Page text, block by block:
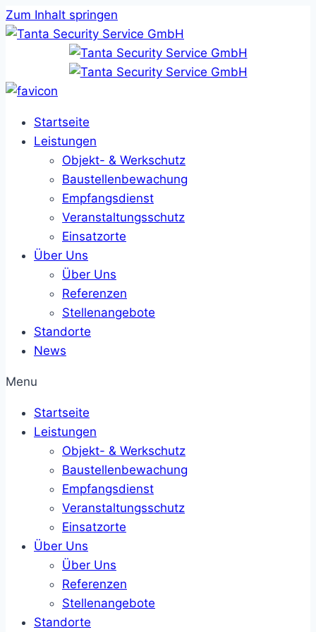
Zum Inhalt springen
Startseite
Leistungen
Objekt- & Werkschutz
Baustellenbewachung
Empfangsdienst
Veranstaltungsschutz
Einsatzorte
Über Uns
Über Uns
Referenzen
Stellenangebote
Standorte
News
Menu
Startseite
Leistungen
Objekt- & Werkschutz
Baustellenbewachung
Empfangsdienst
Veranstaltungsschutz
Einsatzorte
Über Uns
Über Uns
Referenzen
Stellenangebote
Standorte